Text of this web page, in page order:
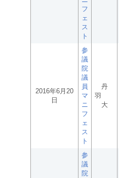
フ
ェ
ス
ト
2016年6月20
日
参
議
院
議
員
マ
ニ
フ
ェ
ス
ト
丹
羽
大
参
議
院